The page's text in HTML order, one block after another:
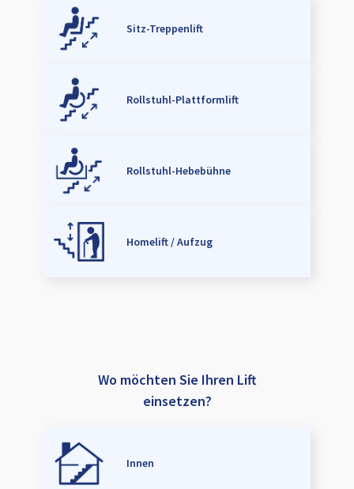
Sitz-Treppenlift
Rollstuhl-Plattformlift
Rollstuhl-Hebebühne
Homelift / Aufzug
Wo möchten Sie Ihren Lift
einsetzen?
Innen